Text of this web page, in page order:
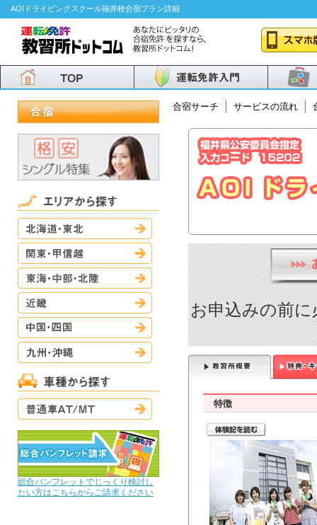
AOIドライビングスクール福井校合宿プラン詳細
九州・沖縄
総合パンフレットでじっくり検討し
たい方はこちらからご請求ください
合宿サーチ サービスの流れ
お申込みの前
特徴